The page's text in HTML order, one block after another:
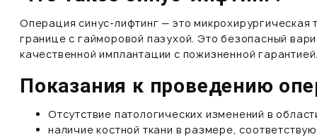
Операция синус-лифтинг — это микрохирургическая
границе с гайморовой пазухой. Это безопасный
качественной имплантации с пожизненной
Показания к проведению
Отсутствие патологических изменений в
наличие костной ткани в размере,